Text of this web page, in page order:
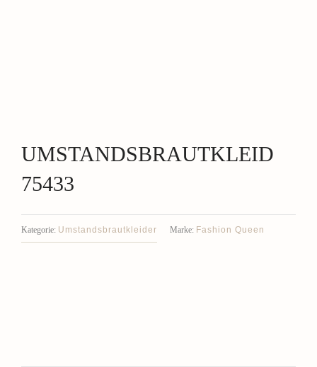
UMSTANDSBRAUTKLEID
75433
Kategorie: Umstandsbrautkleider Marke: Fashion Queen